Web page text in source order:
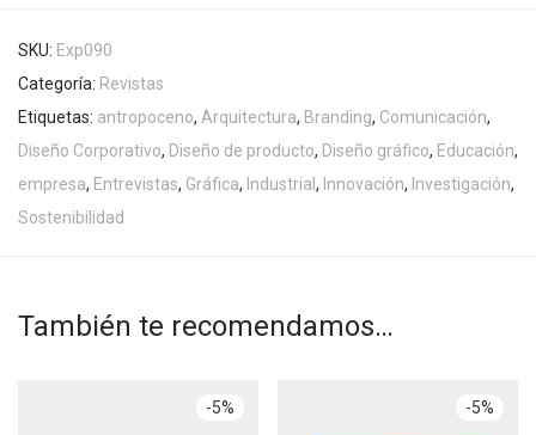
SKU: Exp090
Categoría: Revistas
Etiquetas: antropoceno, Arquitectura, Branding, Comunicación,
Diseño Corporativo, Diseño de producto, Diseño gráfico, Educación,
empresa, Entrevistas, Gráfica, Industrial , Innovación, Investigación,
Sostenibilidad
También te recomendamos…
-5% -5%